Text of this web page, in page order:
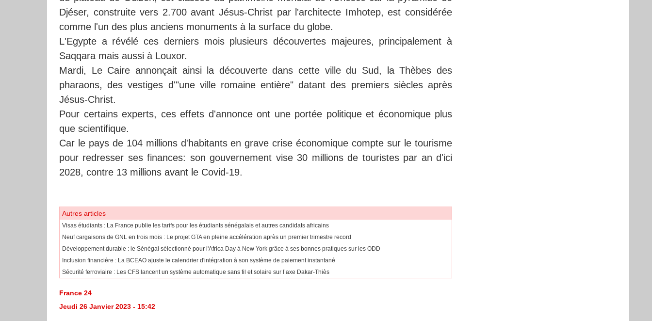
Djéser, construite vers 2.700 avant Jésus-Christ par l'architecte Imhotep, est considérée
comme l'un des plus anciens monuments à la surface du globe.
L'Egypte a révélé ces derniers mois plusieurs découvertes majeures, principalement à
Saqqara mais aussi à Louxor.
Mardi, Le Caire annonçait ainsi la découverte dans cette ville du Sud, la Thèbes des
pharaons, des vestiges d'"une ville romaine entière" datant des premiers siècles après
Jésus-Christ.
Pour certains experts, ces effets d'annonce ont une portée politique et économique plus
que scientifique.
Car le pays de 104 millions d'habitants en grave crise économique compte sur le tourisme
pour redresser ses finances: son gouvernement vise 30 millions de touristes par an d'ici
2028, contre 13 millions avant le Covid-19.
Autres articles
​Visas étudiants : La France publie les tarifs pour les étudiants sénégalais et autres candidats africains
Neuf cargaisons de GNL en trois mois : Le projet GTA en pleine accélération après un premier trimestre record
Développement durable : le Sénégal sélectionné pour l'Africa Day à New York grâce à ses bonnes pratiques sur les ODD
​Inclusion financière : La BCEAO ajuste le calendrier d'intégration à son système de paiement instantané
Sécurité ferroviaire : Les CFS lancent un système automatique sans fil et solaire sur l’axe Dakar-Thiès
France 24
Jeudi 26 Janvier 2023 - 15:42